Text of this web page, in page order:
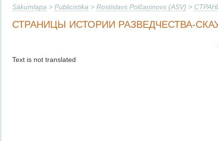
Sākumlapa > Publicistika > Rostislavs Polčaņinovs (ASV) >
СТРАНИЦЫ ИСТОРИИ РАЗВЕДЧЕСТВА-
Text is not translated